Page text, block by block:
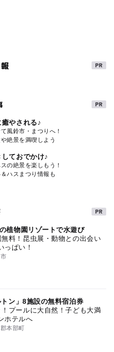
やされる♪
風鈴市・まつりへ！
絶景を満喫しよう
ておでかけ♪
の絶景を楽しもう！
ハスまつり情報も
植物園リゾートで水遊び
料！昆虫展・動物との出会い
っぱい！
ン」8施設の無料宿泊券
プールに大自然！子ども大満
ホテルへ
本部町